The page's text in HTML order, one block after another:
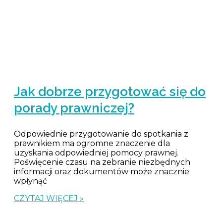
Jak dobrze przygotować się do
porady prawniczej?
Odpowiednie przygotowanie do spotkania z
prawnikiem ma ogromne znaczenie dla
uzyskania odpowiedniej pomocy prawnej.
Poświęcenie czasu na zebranie niezbędnych
informacji oraz dokumentów może znacznie
wpłynąć
CZYTAJ WIĘCEJ »